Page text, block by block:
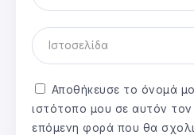
Αποθήκευσε το όνομά
ιστότοπο μου σε αυτόν τον
επόμενη φορά που θα